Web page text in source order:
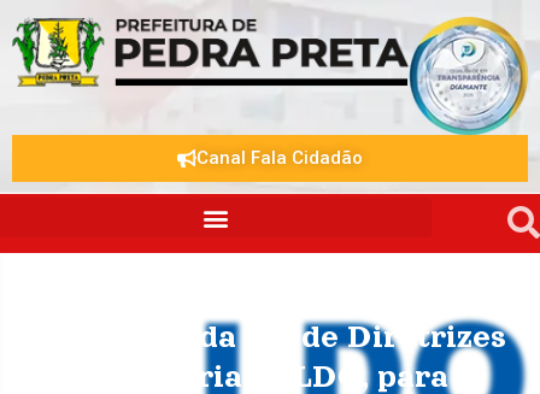
Canal Fala Cidadão
elaboração da Lei de Diretrizes
Orçamentárias – LDO, para o